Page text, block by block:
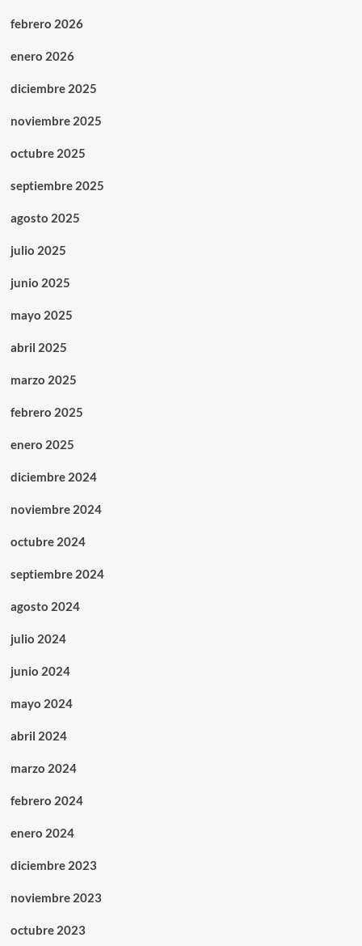
febrero 2026
enero 2026
diciembre 2025
noviembre 2025
octubre 2025
septiembre 2025
agosto 2025
julio 2025
junio 2025
mayo 2025
abril 2025
marzo 2025
febrero 2025
enero 2025
diciembre 2024
noviembre 2024
octubre 2024
septiembre 2024
agosto 2024
julio 2024
junio 2024
mayo 2024
abril 2024
marzo 2024
febrero 2024
enero 2024
diciembre 2023
noviembre 2023
octubre 2023